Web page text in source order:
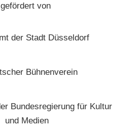
gefördert von